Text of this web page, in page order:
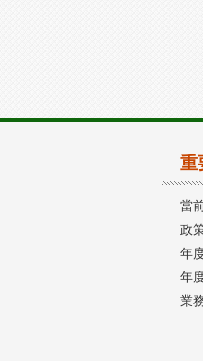
重
當
政
年
年
業